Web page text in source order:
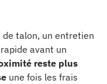
de talon, un entretien
avant un
reste plus
une fois les frais